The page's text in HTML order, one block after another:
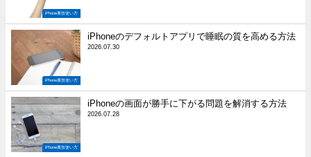
iPhone裏技使い方
iPhone裏技使い方
iPhoneのデフォルトアプリで睡眠の質を高める方法
2026.07.30
iPhone裏技使い方
iPhoneの画面が勝手に下がる問題を解消する方法
2026.07.28